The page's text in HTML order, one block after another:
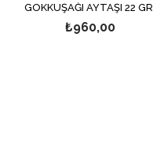
GÖKKUŞAĞI AYTAŞI 22 GR.
₺960,00